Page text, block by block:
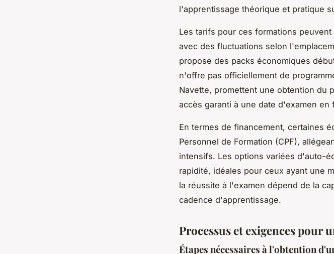
l'apprentissage théorique et pratique
Les tarifs pour ces formations
avec des fluctuations selon
propose des packs économiques
n'offre pas officiellement de
Navette, promettent une obtention du
accès garanti à une date d'examen en
En termes de financement, certaines
Personnel de Formation (CPF),
intensifs. Les options variées d'auto-
rapidité, idéales pour ceux ayant une
la réussite à l'examen dépend de la
cadence d'apprentissage.
Processus et exigences pour
Étapes nécessaires à l'obtention